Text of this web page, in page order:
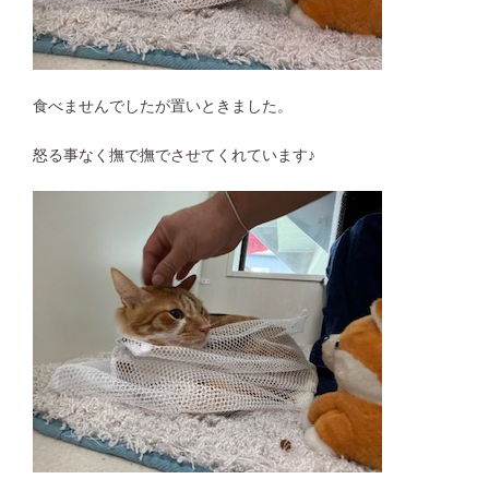
食べませんでしたが置いときました。
怒る事なく撫で撫でさせてくれています♪